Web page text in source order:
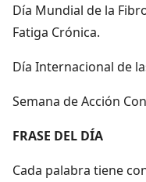
Día Mundial de la
Fatiga Crónica.
Día Internacional de
Semana de Acción
FRASE DEL DÍA
Cada palabra tiene